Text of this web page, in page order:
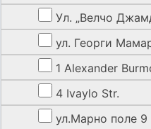
Ул. „Велчо
ул. Георги
1 Alexander
4 Ivaylo Str.
ул.Марно поле 9